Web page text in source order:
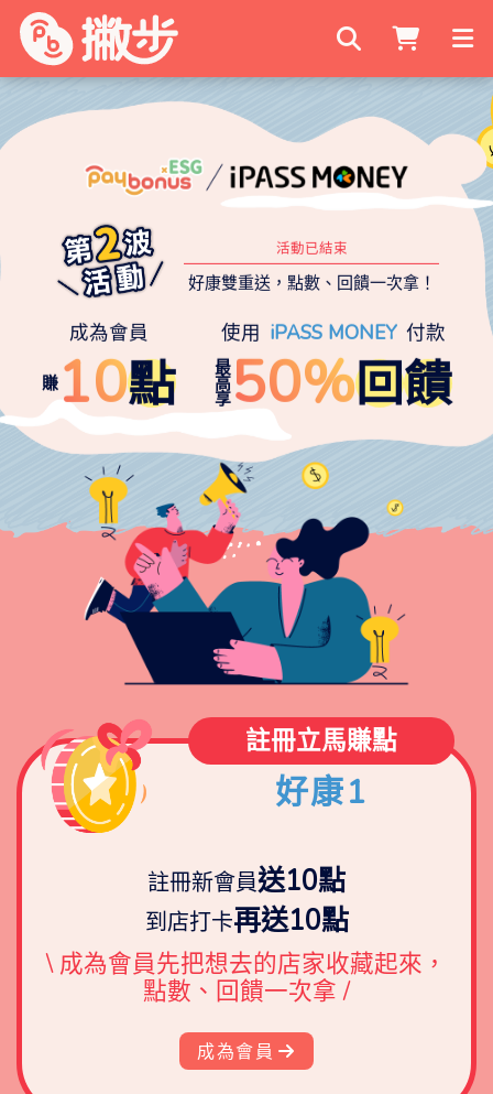
搜尋商家
好康雙重送，點數、回饋一次拿！
成為會員
賺10點
使用 iPASS MONEY 付款
最
高
享 50%回饋
註冊立馬賺點
好康1
註冊新會員送10點
到店打卡再送10點
\ 成為會員先把想去的店家收藏起來，
點數、回饋一次拿 /
成為會員